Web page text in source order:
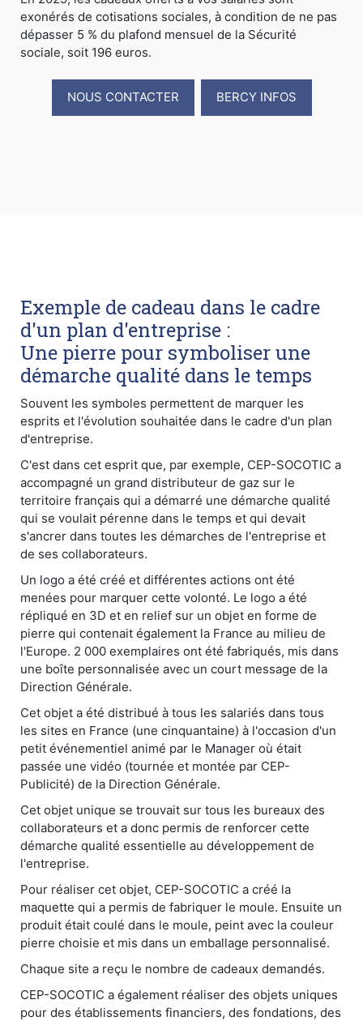
exonérés de cotisations sociales, à condition de ne pas
dépasser 5 % du plafond mensuel de la Sécurité
sociale, soit 196 euros.
NOUS CONTACTER BERCY INFOS
Exemple de cadeau dans le cadre
d'un plan d'entreprise :
Une pierre pour symboliser une
démarche qualité dans le temps
Souvent les symboles permettent de marquer les
esprits et l'évolution souhaitée dans le cadre d'un plan
d'entreprise.
C'est dans cet esprit que, par exemple, CEP-SOCOTIC a
accompagné un grand distributeur de gaz sur le
territoire français qui a démarré une démarche qualité
qui se voulait pérenne dans le temps et qui devait
s'ancrer dans toutes les démarches de l'entreprise et
de ses collaborateurs.
Un logo a été créé et différentes actions ont été
menées pour marquer cette volonté. Le logo a été
répliqué en 3D et en relief sur un objet en forme de
pierre qui contenait également la France au milieu de
l'Europe. 2 000 exemplaires ont été fabriqués, mis dans
une boîte personnalisée avec un court message de la
Direction Générale.
Cet objet a été distribué à tous les salariés dans tous
les sites en France (une cinquantaine) à l'occasion d'un
petit événementiel animé par le Manager où était
passée une vidéo (tournée et montée par CEP-
Publicité) de la Direction Générale.
Cet objet unique se trouvait sur tous les bureaux des
collaborateurs et a donc permis de renforcer cette
démarche qualité essentielle au développement de
l'entreprise.
Pour réaliser cet objet, CEP-SOCOTIC a créé la
maquette qui a permis de fabriquer le moule. Ensuite un
produit était coulé dans le moule, peint avec la couleur
pierre choisie et mis dans un emballage personnalisé.
Chaque site a reçu le nombre de cadeaux demandés.
CEP-SOCOTIC a également réaliser des objets uniques
pour des établissements financiers, des fondations, des